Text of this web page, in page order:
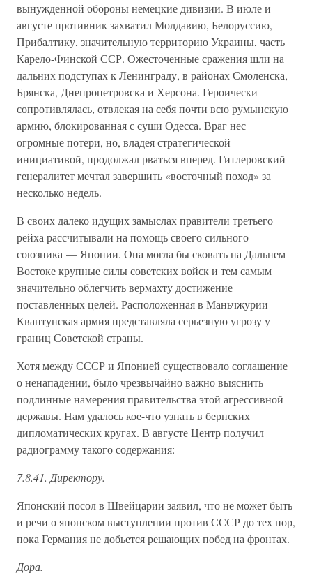
вынужденной обороны немецкие дивизии. В июле и
августе противник захватил Молдавию, Белоруссию,
Прибалтику, значительную территорию Украины, часть
Карело-Финской ССР. Ожесточенные сражения шли на
дальних подступах к Ленинграду, в районах Смоленска,
Брянска, Днепропетровска и Херсона. Героически
сопротивлялась, отвлекая на себя почти всю румынскую
армию, блокированная с суши Одесса. Враг нес
огромные потери, но, владея стратегической
инициативой, продолжал рваться вперед. Гитлеровский
генералитет мечтал завершить «восточный поход» за
несколько недель.
В своих далеко идущих замыслах правители третьего
рейха рассчитывали на помощь своего сильного
союзника — Японии. Она могла бы сковать на Дальнем
Востоке крупные силы советских войск и тем самым
значительно облегчить вермахту достижение
поставленных целей. Расположенная в Маньчжурии
Квантунская армия представляла серьезную угрозу у
границ Советской страны.
Хотя между СССР и Японией существовало соглашение
о ненападении, было чрезвычайно важно выяснить
подлинные намерения правительства этой агрессивной
державы. Нам удалось кое-что узнать в бернских
дипломатических кругах. В августе Центр получил
радиограмму такого содержания:
7.8.41. Директору.
Японский посол в Швейцарии заявил, что не может быть
и речи о японском выступлении против СССР до тех пор,
пока Германия не добьется решающих побед на фронтах.
Дора.